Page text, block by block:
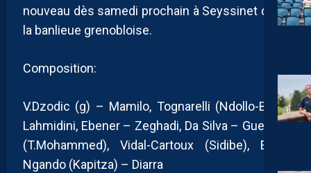
nouveau dès samedi prochain à Seyssinet dans
la banlieue grenobloise.
Composition:
V.Dzodic (g) – Mamilo, Tognarelli (Ndollo-Bille),
Lahmidini, Ebener – Zeghadi, Da Silva – Gueguin
(T.Mohammed), Vidal-Cartoux (Sidibe), Epee
Ngando (Kapitza) – Diarra